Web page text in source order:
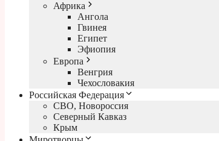
Африка
Ангола
Гвинея
Египет
Эфиопия
Европа
Венгрия
Чехословакия
Российская Федерация
СВО, Новороссия
Северный Кавказ
Крым